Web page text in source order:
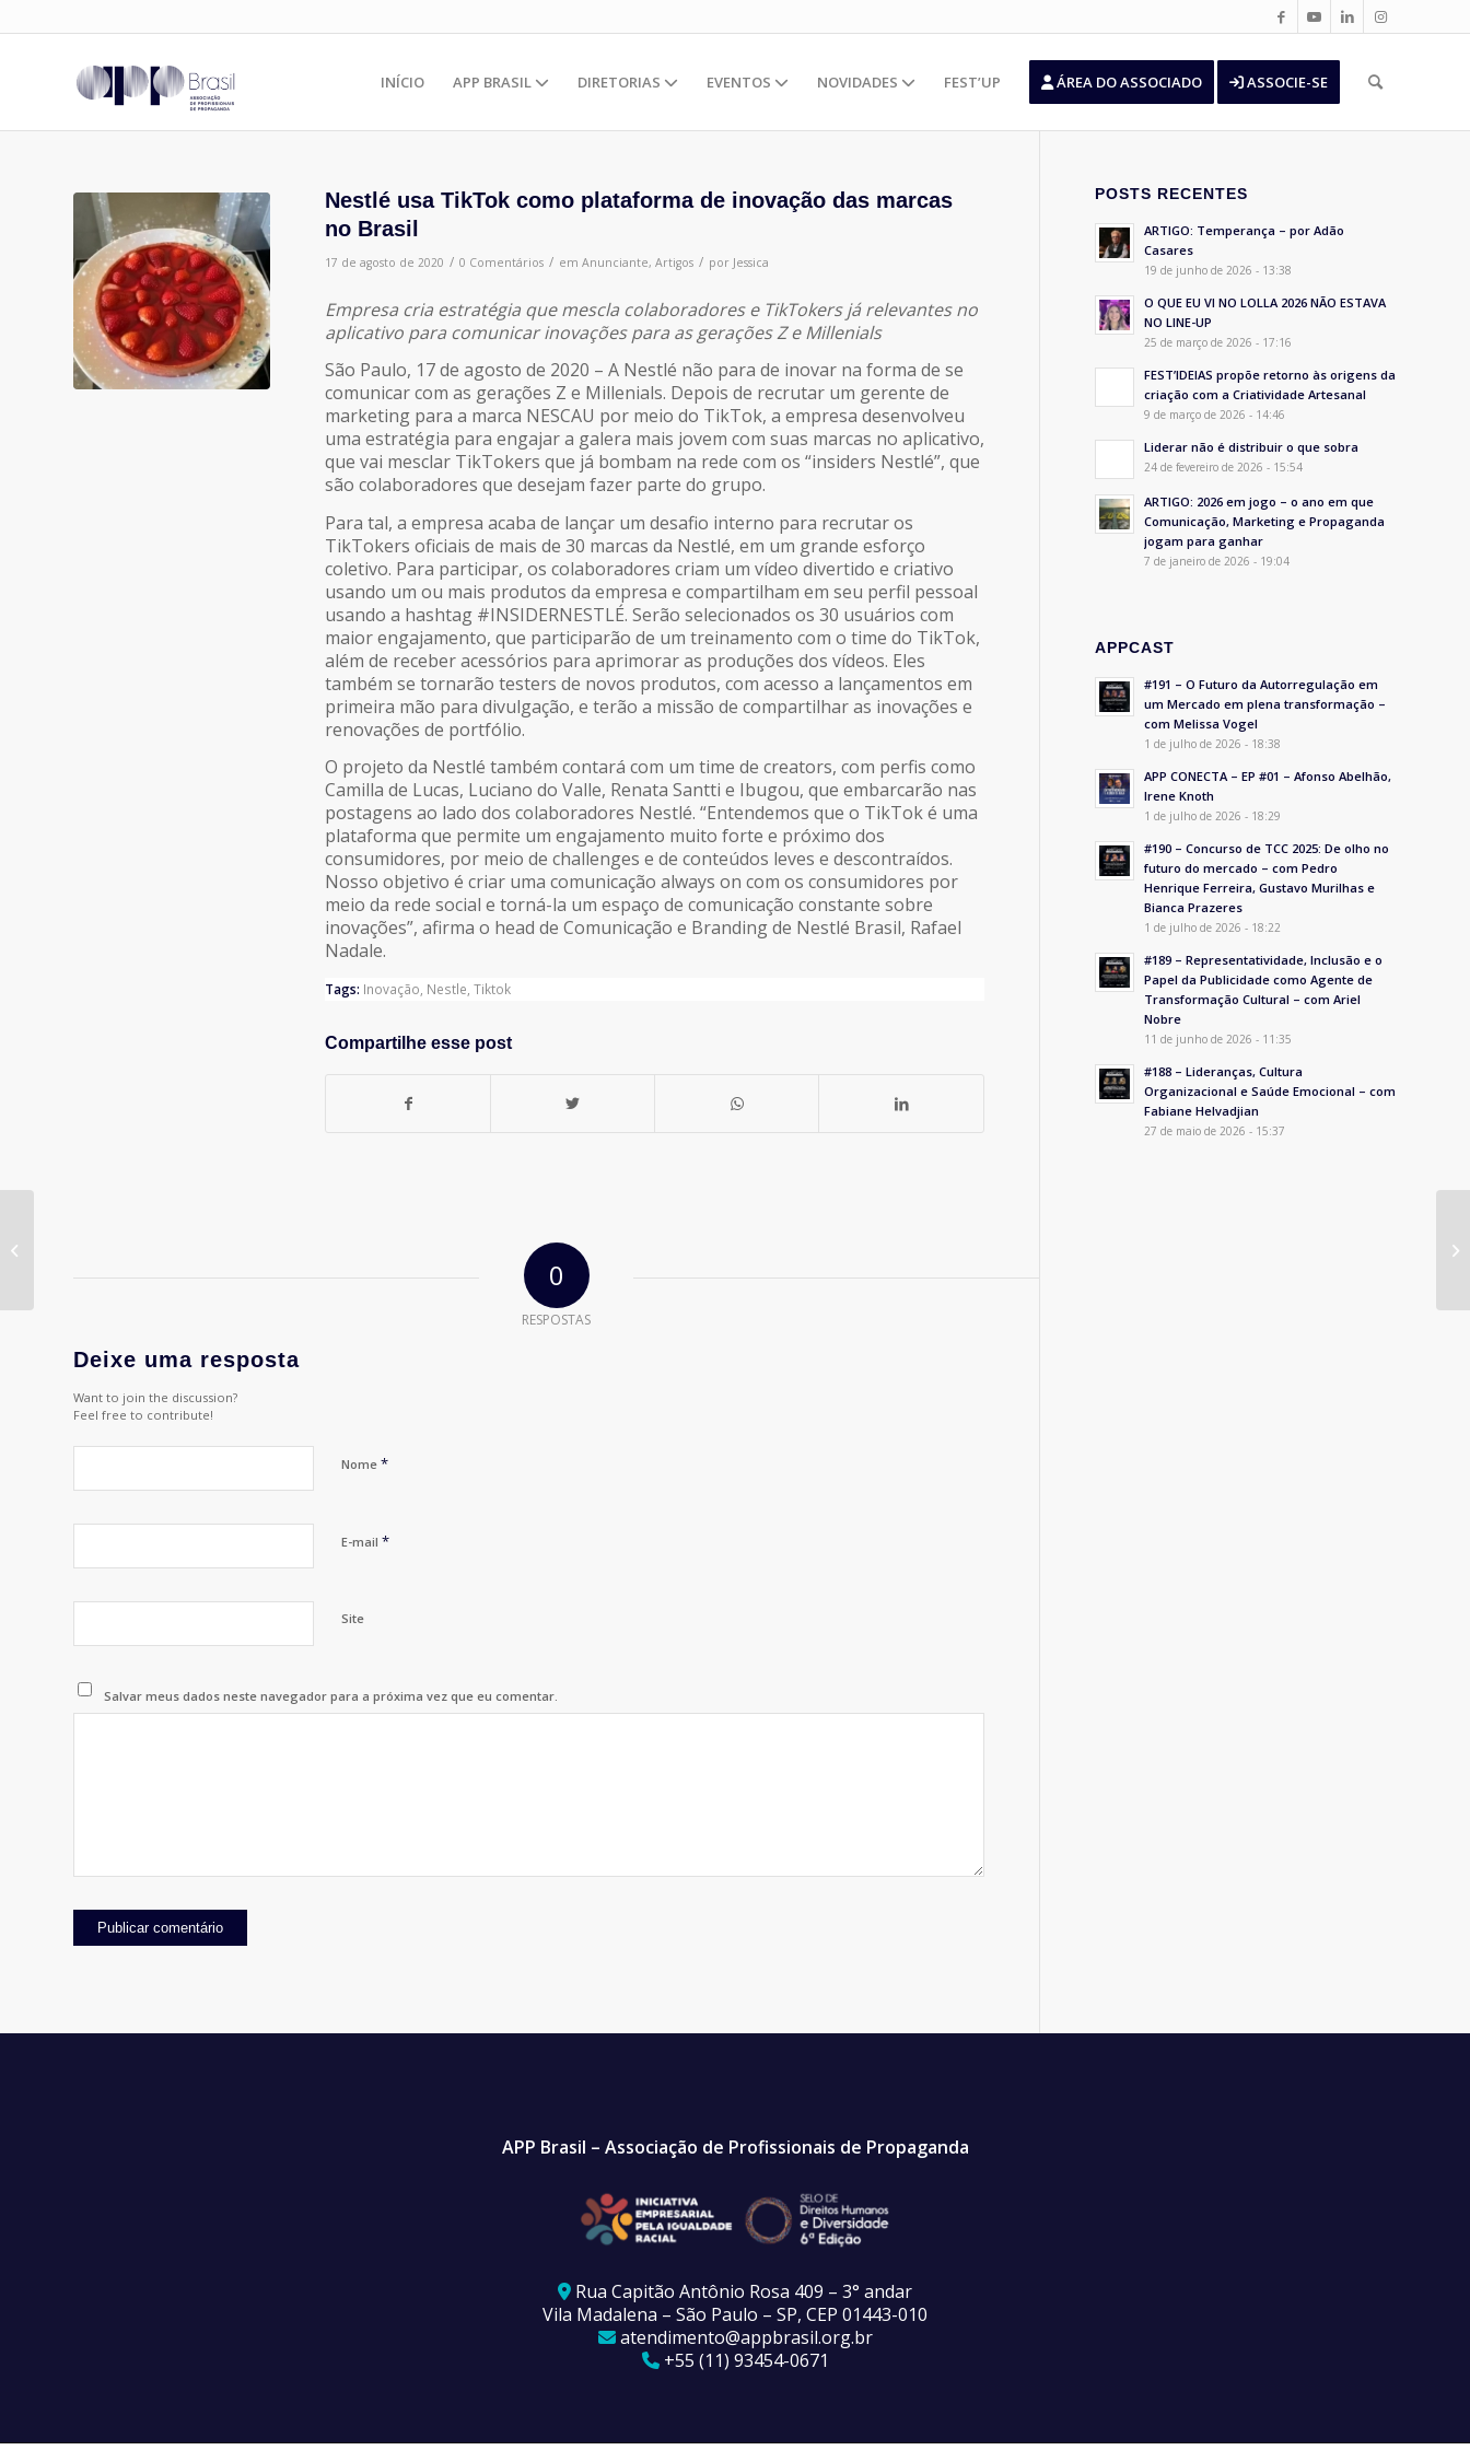
INÍCIO APP BRASIL DIRETORIAS EVENTOS NOVIDADES FEST’UP ÁREA DO ASSOCIADO ASSOCIE-SE
Nestlé usa TikTok como plataforma de inovação das marcas
no Brasil
17 de agosto de 2020 / 0 Comentários / em Anunciante, Artigos / por Jessica
Empresa cria estratégia que mescla colaboradores e TikTokers já relevantes no
aplicativo para comunicar inovações para as gerações Z e Millenials
São Paulo, 17 de agosto de 2020 – A Nestlé não para de inovar na forma de se
comunicar com as gerações Z e Millenials. Depois de recrutar um gerente de
marketing para a marca NESCAU por meio do TikTok, a empresa desenvolveu
uma estratégia para engajar a galera mais jovem com suas marcas no aplicativo,
que vai mesclar TikTokers que já bombam na rede com os “insiders Nestlé”, que
são colaboradores que desejam fazer parte do grupo.
Para tal, a empresa acaba de lançar um desafio interno para recrutar os
TikTokers oficiais de mais de 30 marcas da Nestlé, em um grande esforço
coletivo. Para participar, os colaboradores criam um vídeo divertido e criativo
usando um ou mais produtos da empresa e compartilham em seu perfil pessoal
usando a hashtag #INSIDERNESTLÉ. Serão selecionados os 30 usuários com
maior engajamento, que participarão de um treinamento com o time do TikTok,
além de receber acessórios para aprimorar as produções dos vídeos. Eles
também se tornarão testers de novos produtos, com acesso a lançamentos em
primeira mão para divulgação, e terão a missão de compartilhar as inovações e
renovações de portfólio.
O projeto da Nestlé também contará com um time de creators, com perfis como
Camilla de Lucas, Luciano do Valle, Renata Santti e Ibugou, que embarcarão nas
postagens ao lado dos colaboradores Nestlé. “Entendemos que o TikTok é uma
plataforma que permite um engajamento muito forte e próximo dos
consumidores, por meio de challenges e de conteúdos leves e descontraídos.
Nosso objetivo é criar uma comunicação always on com os consumidores por
meio da rede social e torná-la um espaço de comunicação constante sobre
inovações”, afirma o head de Comunicação e Branding de Nestlé Brasil, Rafael
Nadale.
Tags: Inovação Nestle Tiktok
Compartilhe esse post
0
RESPOSTAS
Deixe uma resposta
Want to join the discussion?
Feel free to contribute!
Nome *
E-mail *
Site
Salvar meus dados neste navegador para a próxima vez que eu comentar.
POSTS RECENTES
ARTIGO: Temperança – por Adão
Casares
19 de junho de 2026 - 13:38
O QUE EU VI NO LOLLA 2026 NÃO ESTAVA
NO LINE-UP
25 de março de 2026 - 17:16
FEST’IDEIAS propõe retorno às origens da
criação com a Criatividade Artesanal
9 de março de 2026 - 14:46
Liderar não é distribuir o que sobra
24 de fevereiro de 2026 - 15:54
ARTIGO: 2026 em jogo – o ano em que
Comunicação, Marketing e Propaganda
jogam para ganhar
7 de janeiro de 2026 - 19:04
APPCAST
#191 – O Futuro da Autorregulação em
um Mercado em plena transformação –
com Melissa Vogel
1 de julho de 2026 - 18:38
APP CONECTA – EP #01 – Afonso Abelhão,
Irene Knoth
1 de julho de 2026 - 18:29
#190 – Concurso de TCC 2025: De olho no
futuro do mercado – com Pedro
Henrique Ferreira, Gustavo Murilhas e
Bianca Prazeres
1 de julho de 2026 - 18:22
#189 – Representatividade, Inclusão e o
Papel da Publicidade como Agente de
Transformação Cultural – com Ariel
Nobre
11 de junho de 2026 - 11:35
#188 – Lideranças, Cultura
Organizacional e Saúde Emocional – com
Fabiane Helvadjian
27 de maio de 2026 - 15:37
APP Brasil – Associação de Profissionais de Propaganda
Rua Capitão Antônio Rosa 409 – 3° andar
Vila Madalena – São Paulo – SP, CEP 01443-010
atendimento@appbrasil.org.br
+55 (11) 93454-0671